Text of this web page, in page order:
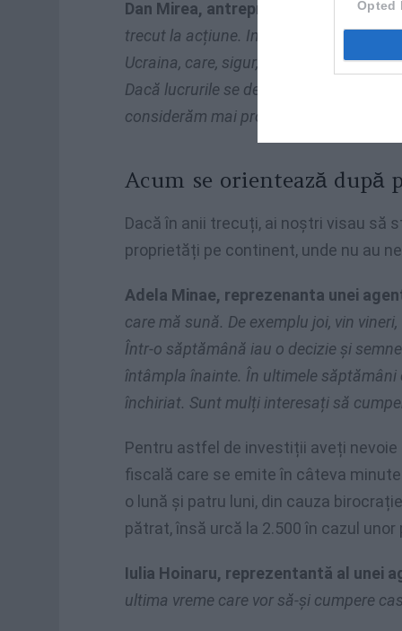
Opted
Dan Mirea, antreprenor:
“Suntem în
trecut la acțiune. Inflația uriașă, care
Ucraina, care, sigur, nu e îngrijorătoare
Dacă lucrurile se degradează aici, ne
considerăm mai protejat decât locul în
Acum se orientează
Dacă în anii trecuți, ai noștri visau să
proprietăți pe continent, unde nu au
Adela Minae, reprezenanta unei
care mă sună. De exemplu joi, vin
Într-o săptămână iau o decizie și
întâmpla înainte. În ultimele săptămâni
închiriat. Sunt mulți interesați să
Pentru astfel de investiții aveți
fiscală care se emite în câteva
o lună și patru luni, din cauza
pătrat, însă urcă la 2.500 în cazul unor
Iulia Hoinaru, reprezentantă al unei
ultima vreme care vor să-și cumpere